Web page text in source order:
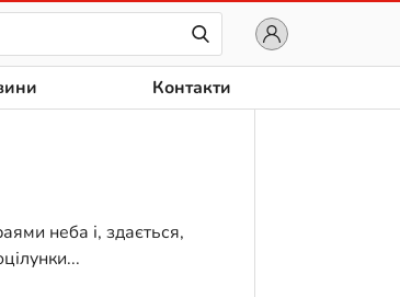
Контакти
неба і, здається,